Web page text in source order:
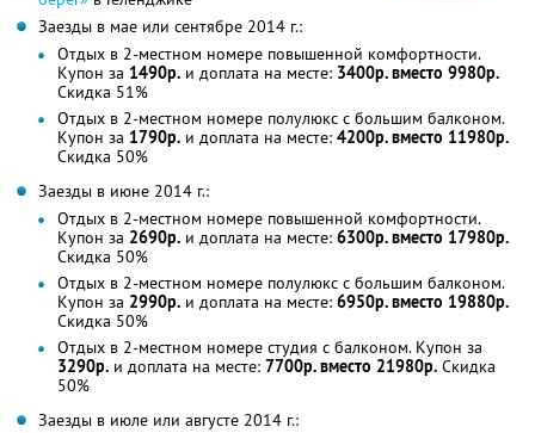
Заезды в мае или сентябре 2014 г.:
Отдых в 2-местном номере повышенной комфортности.
Купон за 1490р. и доплата на месте: 3400р. вместо 9980р.
Скидка 51%
Отдых в 2-местном номере полулюкс с большим балконом.
Купон за 1790р. и доплата на месте: 4200р. вместо 11980р.
Скидка 50%
Заезды в июне 2014 г.:
Отдых в 2-местном номере повышенной комфортности.
Купон за 2690р. и доплата на месте: 6300р. вместо 17980р.
Скидка 50%
Отдых в 2-местном номере полулюкс с большим балконом.
Купон за 2990р. и доплата на месте: 6950р. вместо 19880р.
Скидка 50%
Отдых в 2-местном номере студия с балконом. Купон за
3290р. и доплата на месте: 7700р. вместо 21980р. Скидка
50%
Заезды в июле или августе 2014 г.: